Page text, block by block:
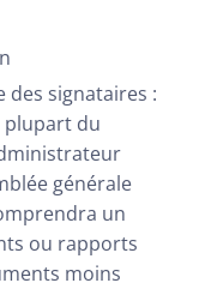
des signataires :
plupart du
générale
un
ou rapports
moins